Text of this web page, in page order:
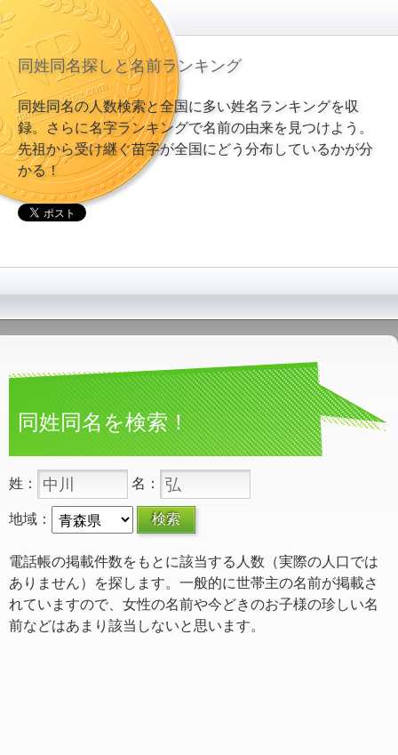
同姓同名探しと名前ランキング
同姓同名の人数検索と全国に多い姓名ランキングを収
録。さらに名字ランキングで名前の由来を見つけよう。
先祖から受け継ぐ苗字が全国にどう分布しているかが分
かる！
同姓同名を検索！
姓： 名：
地域：
電話帳の掲載件数をもとに該当する人数（実際の人口では
ありません）を探します。一般的に世帯主の名前が掲載さ
れていますので、女性の名前や今どきのお子様の珍しい名
前などはあまり該当しないと思います。